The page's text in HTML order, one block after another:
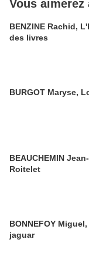
Vous aimerez
BENZINE Rachid,
des livres
BURGOT Maryse,
BEAUCHEMIN
Roitelet
BONNEFOY
jaguar